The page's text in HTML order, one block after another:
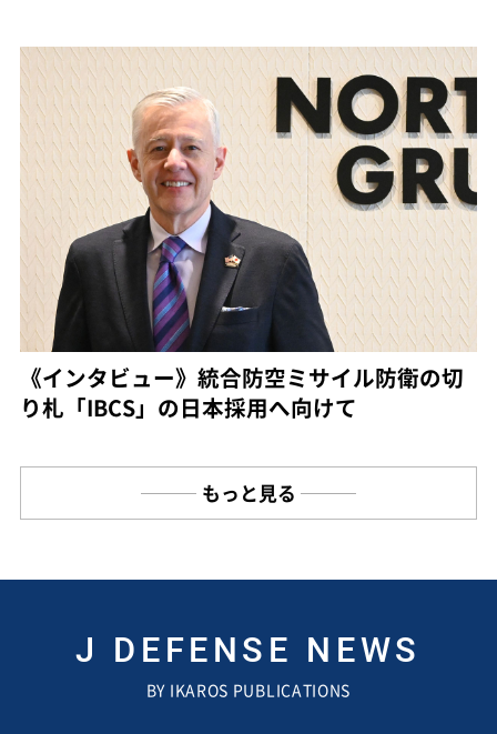
《インタビュー》統合防空ミサイル防衛の切
り札「IBCS」の日本採用へ向けて
もっと見る
J DEFENSE NEWS
BY IKAROS PUBLICATIONS